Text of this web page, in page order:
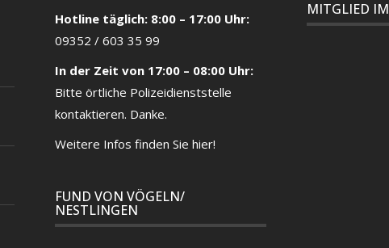
Hotline täglich: 8:00 – 17:00 Uhr:
09352 / 603 35 99
In der Zeit von 17:00 – 08:00 Uhr:
Bitte örtliche Polizeidienststelle
kontaktieren. Danke.
Weitere Infos finden Sie hier!
FUND VON VÖGELN/
NESTLINGEN
MITGLIED IM